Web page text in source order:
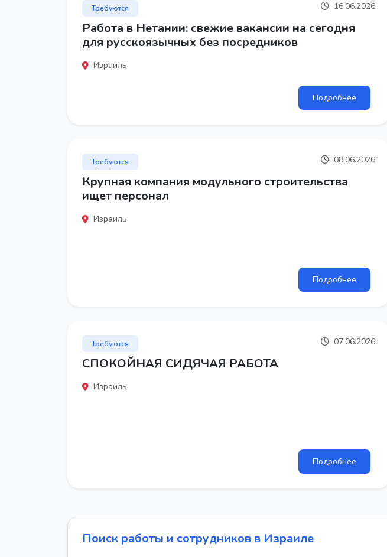
Требуются 16.06.2026
Работа в Нетании: свежие вакансии на сегодня
для русскоязычных без посредников
Израиль
Подробнее
Требуются 08.06.2026
Крупная компания модульного строительства
ищет персонал
Израиль
Подробнее
Требуются 07.06.2026
СПОКОЙНАЯ СИДЯЧАЯ РАБОТА
Израиль
Подробнее
Поиск работы и сотрудников в Израиле